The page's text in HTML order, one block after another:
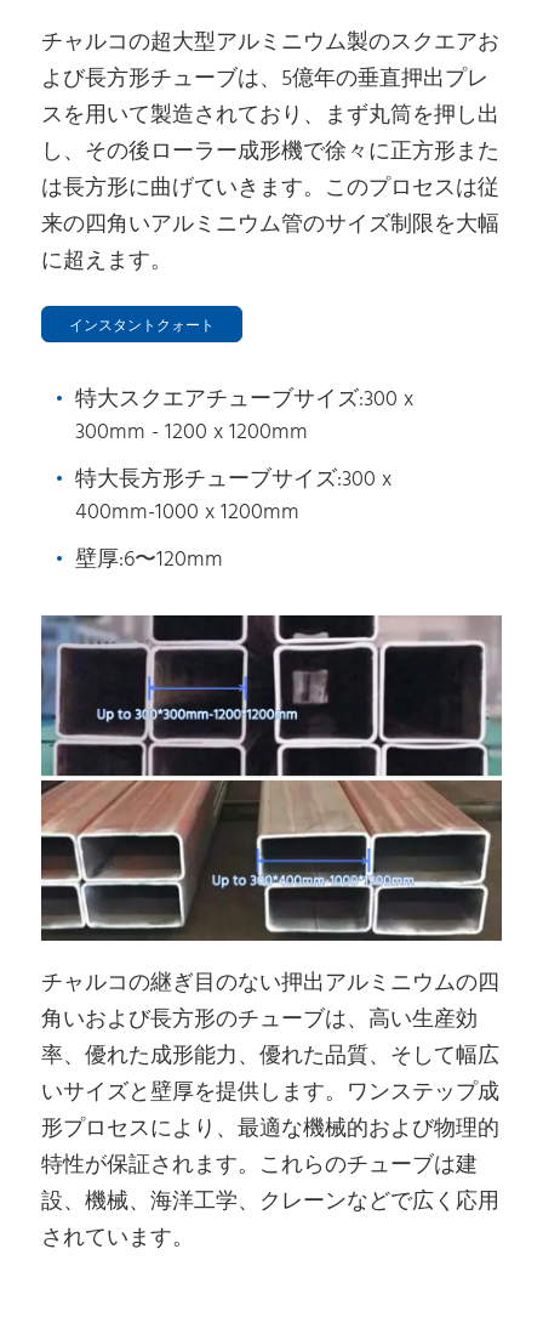
チャルコの超大型アルミニウム製のスクエアお
よび長方形チューブは、5億年の垂直押出プレ
スを用いて製造されており、まず丸筒を押し出
し、その後ローラー成形機で徐々に正方形また
は長方形に曲げていきます。このプロセスは従
来の四角いアルミニウム管のサイズ制限を大幅
に超えます。
インスタントクォート
特大スクエアチューブサイズ:300 x
300mm - 1200 x 1200mm
特大長方形チューブサイズ:300 x
400mm-1000 x 1200mm
壁厚:6〜120mm
チャルコの継ぎ目のない押出アルミニウムの四
角いおよび長方形のチューブは、高い生産効
率、優れた成形能力、優れた品質、そして幅広
いサイズと壁厚を提供します。ワンステップ成
形プロセスにより、最適な機械的および物理的
特性が保証されます。これらのチューブは建
設、機械、海洋工学、クレーンなどで広く応用
されています。